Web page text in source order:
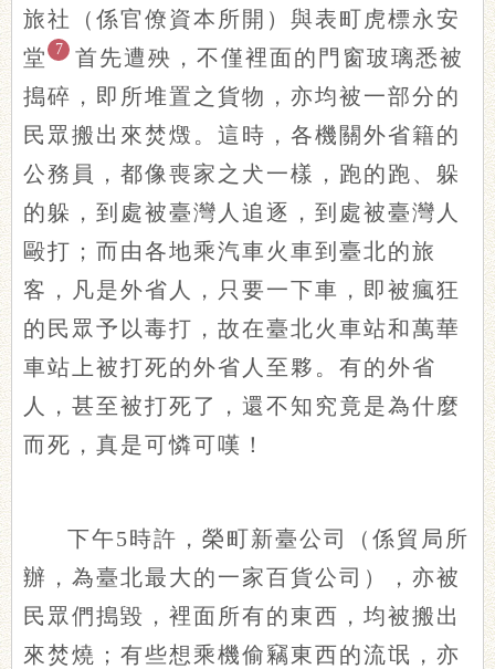
旅社（係官僚資本所開）與表町虎標永安
堂
7
首先遭殃，不僅裡面的門窗玻璃悉被
搗碎，即所堆置之貨物，亦均被一部分的
民眾搬出來焚燬。這時，各機關外省籍的
公務員，都像喪家之犬一樣，跑的跑、躲
的躲，到處被臺灣人追逐，到處被臺灣人
毆打；而由各地乘汽車火車到臺北的旅
客，凡是外省人，只要一下車，即被瘋狂
的民眾予以毒打，故在臺北火車站和萬華
車站上被打死的外省人至夥。有的外省
人，甚至被打死了，還不知究竟是為什麼
而死，真是可憐可嘆！
下午5時許，榮町新臺公司（係貿局所
辦，為臺北最大的一家百貨公司），亦被
民眾們搗毀，裡面所有的東西，均被搬出
來焚燒；有些想乘機偷竊東西的流氓，亦